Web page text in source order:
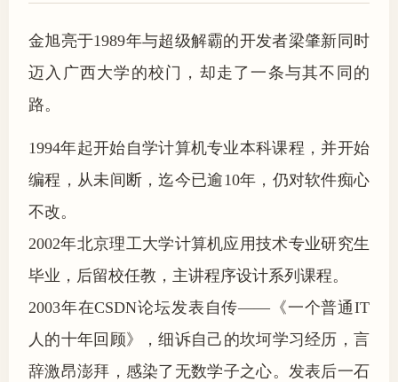
金旭亮于1989年与超级解霸的开发者梁肇新同时
迈入广西大学的校门，却走了一条与其不同的
路。
1994年起开始自学计算机专业本科课程，并开始
编程，从未间断，迄今已逾10年，仍对软件痴心
不改。
2002年北京理工大学计算机应用技术专业研究生
毕业，后留校任教，主讲程序设计系列课程。
2003年在CSDN论坛发表自传——《一个普通IT
人的十年回顾》，细诉自己的坎坷学习经历，言
辞激昂澎拜，感染了无数学子之心。发表后一石